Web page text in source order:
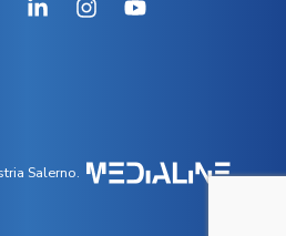
Salerno.